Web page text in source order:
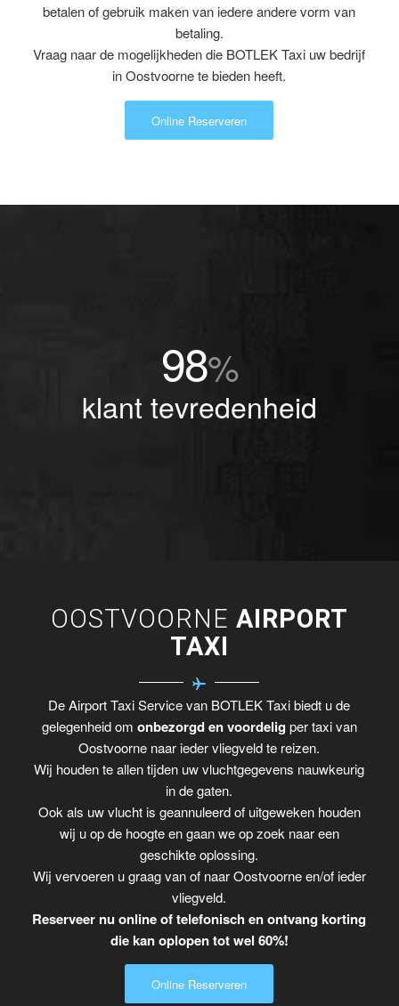
betalen of gebruik maken van iedere andere vorm van
betaling.
Vraag naar de mogelijkheden die BOTLEK Taxi uw bedrijf
in Oostvoorne te bieden heeft.
Online Reserveren
98%
klant tevredenheid
OOSTVOORNE AIRPORT
TAXI
De Airport Taxi Service van BOTLEK Taxi biedt u de
gelegenheid om onbezorgd en voordelig per taxi van
Oostvoorne naar ieder vliegveld te reizen.
Wij houden te allen tijden uw vluchtgegevens nauwkeurig
in de gaten.
Ook als uw vlucht is geannuleerd of uitgeweken houden
wij u op de hoogte en gaan we op zoek naar een
geschikte oplossing.
Wij vervoeren u graag van of naar Oostvoorne en/of ieder
vliegveld.
Reserveer nu online of telefonisch en ontvang korting
die kan oplopen tot wel 60%!
Online Reserveren